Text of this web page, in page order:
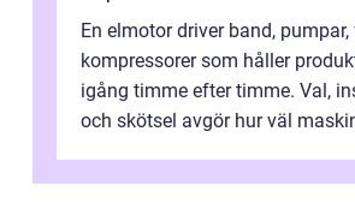
En elmotor driver band,
kompressorer som håller
igång timme efter timme. Val,
och skötsel avgör hur väl